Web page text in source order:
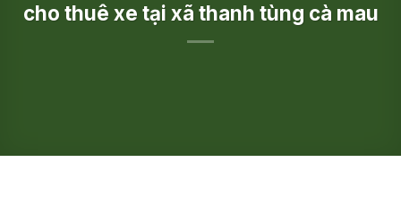
cho thuê xe tại xã thanh tùng cà mau